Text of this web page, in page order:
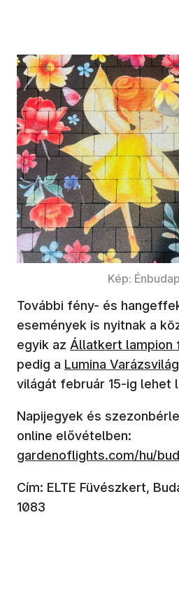
Kép:
További fény- és
események is nyitnak a
egyik az Állatkert lampion
pedig a Lumina
világát február 15-ig lehet
Napijegyek és
online elővételben:
gardenoflights.com/hu/
Cím: ELTE Füvészkert,
1083